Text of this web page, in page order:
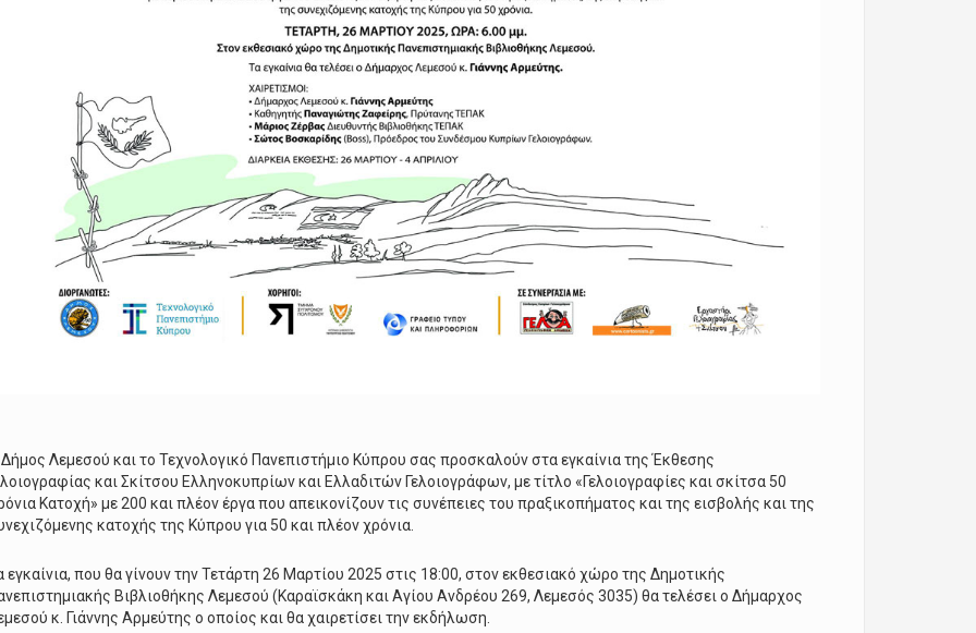
Λεμεσού και το Τεχνολογικό Πανεπιστήμιο Κύπρου σας προσκαλούν στα εγκαίνια της Έκθεσης
και Σκίτσου Ελληνοκυπρίων και Ελλαδιτών Γελοιογράφων, με τίτλο «Γελοιογραφίες και σκίτσα 50
Κατοχή» με 200 και πλέον έργα που απεικονίζουν τις συνέπειες του πραξικοπήματος και της εισβολής και της
κατοχής της Κύπρου για 50 και πλέον χρόνια.
εγκαίνια, που θα γίνουν την Τετάρτη 26 Μαρτίου 2025 στις 18:00, στον εκθεσιακό χώρο της Δημοτικής
Βιβλιοθήκης Λεμεσού (Καραϊσκάκη και Αγίου Ανδρέου 269, Λεμεσός 3035) θα τελέσει ο Δήμαρχος
κ. Γιάννης Αρμεύτης ο οποίος και θα χαιρετίσει την εκδήλωση.